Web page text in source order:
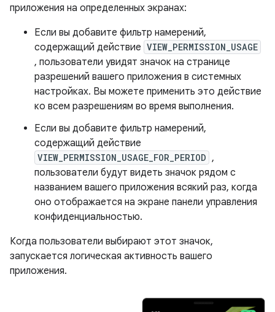
приложения на определенных экранах:
Если вы добавите фильтр намерений,
содержащий действие VIEW_PERMISSION_USAGE
, пользователи увидят значок на странице
разрешений вашего приложения в системных
настройках. Вы можете применить это действие
ко всем разрешениям во время выполнения.
Если вы добавите фильтр намерений,
содержащий действие
VIEW_PERMISSION_USAGE_FOR_PERIOD ,
пользователи будут видеть значок рядом с
названием вашего приложения всякий раз, когда
оно отображается на экране панели управления
конфиденциальностью.
Когда пользователи выбирают этот значок,
запускается логическая активность вашего
приложения.